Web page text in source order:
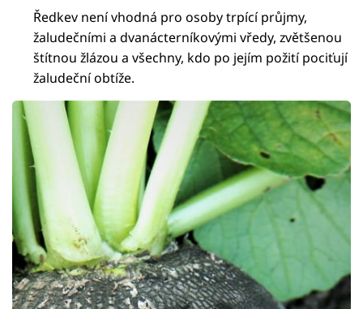
Ředkev není vhodná pro osoby trpící průjmy,
žaludečními a dvanácterníkovými vředy, zvětšenou
štítnou žlázou a všechny, kdo po jejím požití pociťují
žaludeční obtíže.